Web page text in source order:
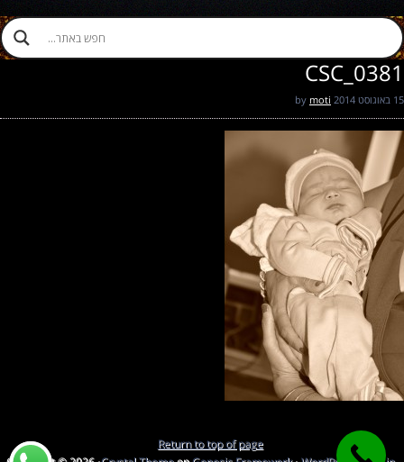
CSC_0381
15 באוגוסט 2014 moti
Return to top of page